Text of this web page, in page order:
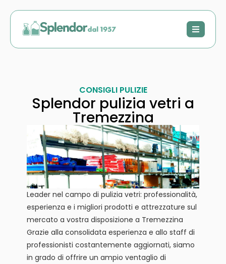
CONSIGLI PULIZIE
Splendor pulizia vetri a
Tremezzina
Leader nel campo di pulizia vetri: professionalità,
esperienza e i migliori prodotti e attrezzature sul
mercato a vostra disposizione a Tremezzina
Grazie alla consolidata esperienza e allo staff di
professionisti costantemente aggiornati, siamo
in grado di offrire un ampio ventaglio di